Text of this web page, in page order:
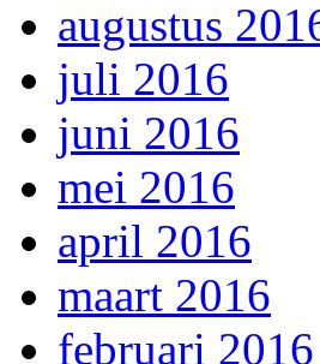
augustus
juli 2016
juni 2016
mei 2016
april 2016
maart 2016
februari 2016